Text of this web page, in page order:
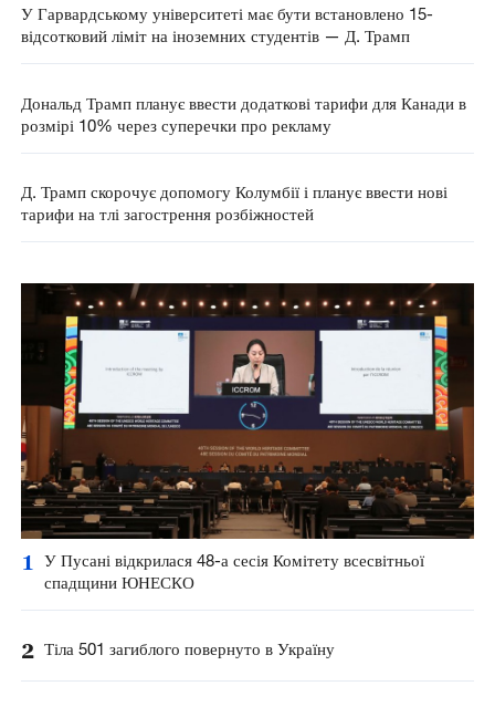
У Гарвардському університеті має бути встановлено 15-
відсотковий ліміт на іноземних студентів — Д. Трамп
Дональд Трамп планує ввести додаткові тарифи для Канади в
розмірі 10% через суперечки про рекламу
Д. Трамп скорочує допомогу Колумбії і планує ввести нові
тарифи на тлі загострення розбіжностей
1
У Пусані відкрилася 48-а сесія Комітету всесвітньої
спадщини ЮНЕСКО
2 Тіла 501 загиблого повернуто в Україну